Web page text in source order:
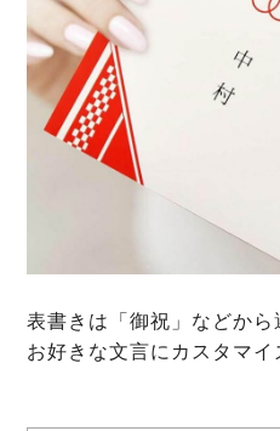
表書きは「御祝」などか
お好きな文言にカスタマイ